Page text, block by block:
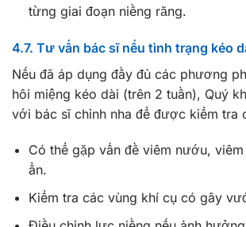
từng giai đoạn niềng răng.
4.7. Tư vấn bác sĩ nếu tình trạng kéo
Nếu đã áp dụng đầy đủ các phương
hôi miệng kéo dài (trên 2 tuần), Quý
với bác sĩ chỉnh nha để được kiểm tra
Có thể gặp vấn đề viêm nướu,
ẩn.
Kiểm tra các vùng khí cụ có gây